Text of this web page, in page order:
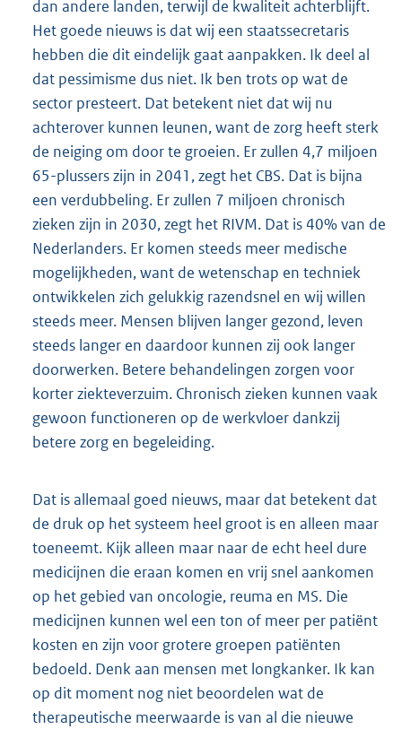
dan andere landen, terwijl de kwaliteit achterblijft.
Het goede nieuws is dat wij een staatssecretaris
hebben die dit eindelijk gaat aanpakken. Ik deel al
dat pessimisme dus niet. Ik ben trots op wat de
sector presteert. Dat betekent niet dat wij nu
achterover kunnen leunen, want de zorg heeft sterk
de neiging om door te groeien. Er zullen 4,7 miljoen
65-plussers zijn in 2041, zegt het CBS. Dat is bijna
een verdubbeling. Er zullen 7 miljoen chronisch
zieken zijn in 2030, zegt het RIVM. Dat is 40% van de
Nederlanders. Er komen steeds meer medische
mogelijkheden, want de wetenschap en techniek
ontwikkelen zich gelukkig razendsnel en wij willen
steeds meer. Mensen blijven langer gezond, leven
steeds langer en daardoor kunnen zij ook langer
doorwerken. Betere behandelingen zorgen voor
korter ziekteverzuim. Chronisch zieken kunnen vaak
gewoon functioneren op de werkvloer dankzij
betere zorg en begeleiding.
Dat is allemaal goed nieuws, maar dat betekent dat
de druk op het systeem heel groot is en alleen maar
toeneemt. Kijk alleen maar naar de echt heel dure
medicijnen die eraan komen en vrij snel aankomen
op het gebied van oncologie, reuma en MS. Die
medicijnen kunnen wel een ton of meer per patiënt
kosten en zijn voor grotere groepen patiënten
bedoeld. Denk aan mensen met longkanker. Ik kan
op dit moment nog niet beoordelen wat de
therapeutische meerwaarde is van al die nieuwe